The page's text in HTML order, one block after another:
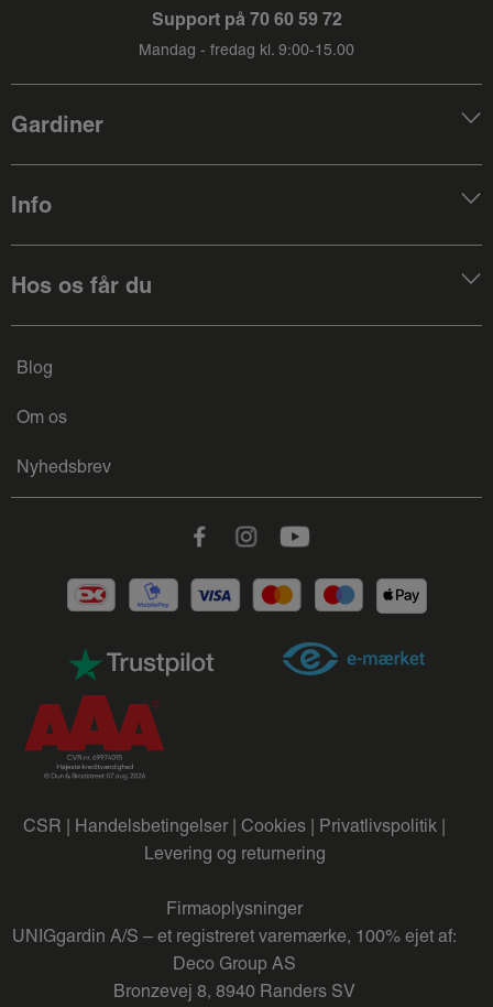
Bundkæder eller indsvejsede bundlodder
De fleste står med tvivlen om, hvorvidt de vil have
bundkæder eller indsvejsede bundlodder i deres
lamelgardin. Lamelgardiner med indsvejsede bundlodder
sørger nemlig for, at du undgår løsthængende kæder, som
børn og dyr nemt kan vikle sig ind i. Du får dermed en
Foretrækker du den traditionelle løsning, hvor der hænger
bundkæde nederst mellem hver enkelt lamel, skal du
vælge dit lamelgardin med bundkæder.
Hvilken farve foretrækker du? Hos UNIG har vi et stort
Vores lamelfarver:
Grønne lamelgardiner
Sorte lamelgardiner
Grå lamelgardiner
Hvide lamelgardiner
5 fordele ved lamelgardiner
Lamelgardiner er et utroligt populært gardinvalg i mange
danske hjem. Her får du 5 gode grunde til at investere i et
Support på 70 60 59 72
Mandag - fredag kl. 9:00-15.00
Gardiner
Info
Hos os får du
Blog
Om os
Nyhedsbrev
FacebookInstagramYoutube
CSR | Handelsbetingelser | Cookies | Privatlivspolitik |
Levering og returnering
Firmaoplysninger
UNIGgardin A/S – et registreret varemærke, 100% ejet af:
Deco Group AS
Bronzevej 8, 8940 Randers SV